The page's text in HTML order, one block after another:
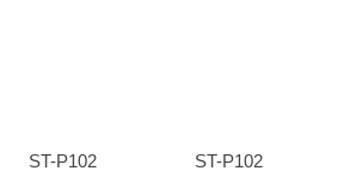
ST-P102
ST-P102